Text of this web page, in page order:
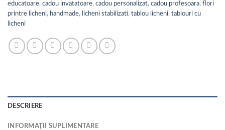
educatoare, cadou invatatoare, cadou personalizat, cadou profesoara, flori
printre licheni, handmade, licheni stabilizati, tablou licheni, tablouri cu
licheni
DESCRIERE
INFORMAȚII SUPLIMENTARE